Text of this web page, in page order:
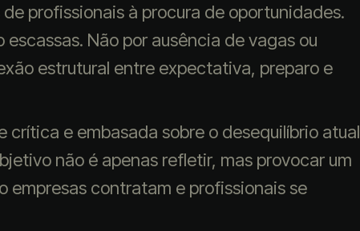
profissionais à procura de oportunidades.
Não por ausência de vagas ou
estrutural entre expectativa, preparo e
crítica e embasada sobre o desequilíbrio atual
não é apenas refletir, mas provocar um
empresas contratam e profissionais se